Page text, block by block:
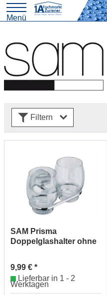
Menü
Filtern
SAM Prisma
Doppelglashalter ohne
9,99 € *
Lieferbar in 1 - 2
Werktagen